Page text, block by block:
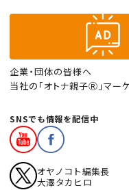
企業・団体の皆様へ
当社の「オトナ親子Ⓡ」マー
SNSでも情報を配信中
オヤノコト編集長
大澤タカヒロ